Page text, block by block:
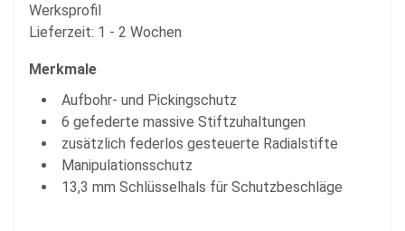
Werksprofil
Lieferzeit: 1 - 2 Wochen
Merkmale
Aufbohr- und Pickingschutz
6 gefederte massive Stiftzuhaltungen
zusätzlich federlos gesteuerte Radialstifte
Manipulationsschutz
13,3 mm Schlüsselhals für Schutzbeschläge